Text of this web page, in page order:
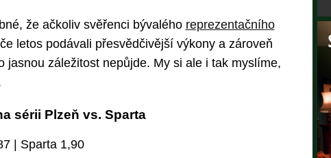
že ačkoliv svěřenci bývalého reprezentačního
letos podávali přesvědčivější výkony a zároveň
jasnou záležitost nepůjde. My si ale i tak myslíme,
sérii Plzeň vs. Sparta
| Sparta 1,90